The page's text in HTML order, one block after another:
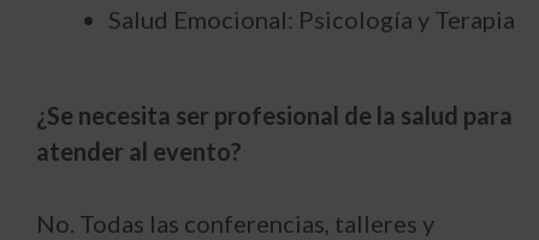
Salud Emocional: Psicología y Terapia
¿Se necesita ser profesional de la salud para
atender al evento?
No. Todas las conferencias, talleres y